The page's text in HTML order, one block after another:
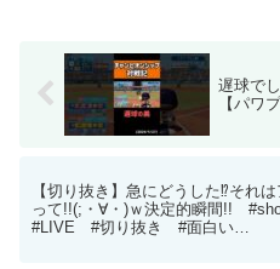
遅球で
【パワ
【切り抜き】急にどうした⁉それ
って!!(;・∀・)ｗ決定的瞬間!!
#LIVE #切り抜き #面白い